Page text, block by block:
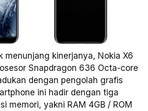
menunjang kinerjanya, Nokia X6
Snapdragon 636 Octa-core
dengan pengolah grafis
ini hadir dengan tiga
memori, yakni RAM 4GB / ROM